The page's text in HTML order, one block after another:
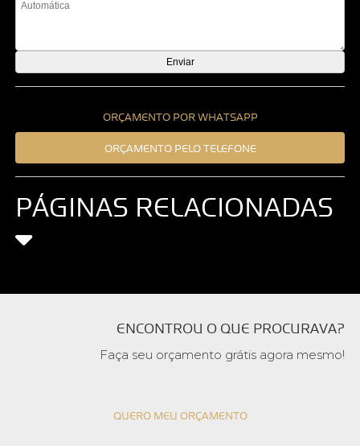
ORÇAMENTO POR WHATSAPP
ORÇAMENTO PELO TELEFONE
PÁGINAS RELACIONADAS
ENCONTROU O QUE PROCURAVA?
Faça seu orçamento grátis agora mesmo!
QUERO MEU ORÇAMENTO